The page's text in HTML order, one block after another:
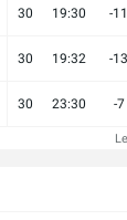
30 19:30 -11
30 19:32 -13
30 23:30 -7